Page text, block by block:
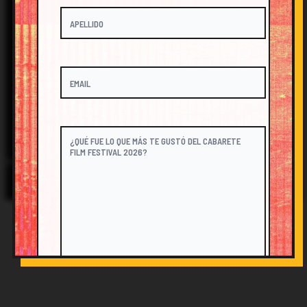
© 2026 Cabarete Film Festival. All Rights Reserved.